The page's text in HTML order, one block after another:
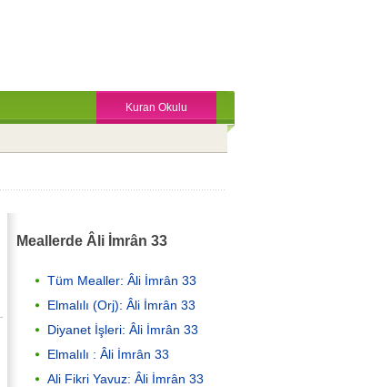
Kuran Okulu
Meallerde Âli İmrân 33
Tüm Mealler: Âli İmrân 33
Elmalılı (Orj): Âli İmrân 33
Diyanet İşleri: Âli İmrân 33
Elmalılı : Âli İmrân 33
Ali Fikri Yavuz: Âli İmrân 33